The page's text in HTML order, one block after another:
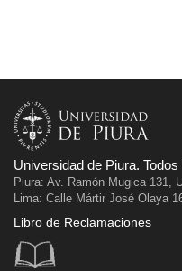
Universidad de Piura.
Piura: Av. Ramón Mugica 131,
Lima: Calle Mártir José Olaya
Libro de Reclamaciones